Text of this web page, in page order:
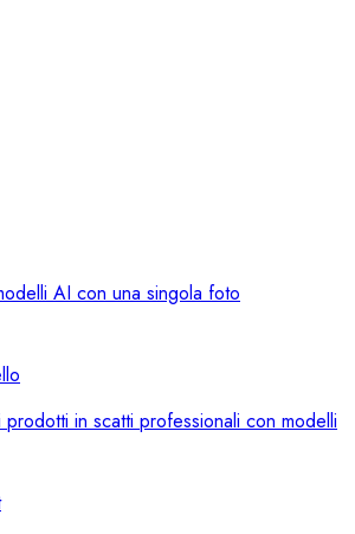
AI con una singola foto
in scatti professionali con modelli